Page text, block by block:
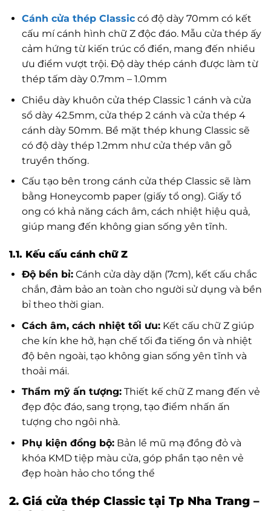
Cánh cửa thép Classiccó độ dày 70mm có kết
cấu mí cánh hình chữ Z độc đáo. Mẫu cửa thép ấy
cảm hứng từ kiến trúc cổ điển, mang đến nhiều
ưu điểm vượt trội. Độ dày thép cánh được làm từ
thép tấm dày 0.7mm – 1.0mm
Chiều dày khuôn cửa thép Classic 1 cánh và cửa
sổ dày 42.5mm, cửa thép 2 cánh và cửa thép 4
cánh dày 50mm. Bề mặt thép khung Classic sẽ
có độ dày thép 1.2mm như cửa thép vân gỗ
truyền thống.
Cấu tạo bên trong cánh cửa thép Classic sẽ làm
bằng Honeycomb paper (giấy tổ ong). Giấy tổ
ong có khả năng cách âm, cách nhiệt hiệu quả,
giúp mang đến không gian sống yên tĩnh.
1.1. Kếu cấu cánh chữ Z
Độ bền bỉ:Cánh cửa dày dặn (7cm), kết cấu chắc
chắn, đảm bảo an toàn cho người sử dụng và bền
bỉ theo thời gian.
Cách âm, cách nhiệt tối ưu:Kết cấu chữ Z giúp
che kín khe hở, hạn chế tối đa tiếng ồn và nhiệt
độ bên ngoài, tạo không gian sống yên tĩnh và
thoải mái.
Thẩm mỹ ấn tượng:Thiết kế chữ Z mang đến vẻ
đẹp độc đáo, sang trọng, tạo điểm nhấn ấn
tượng cho ngôi nhà.
Phụ kiện đồng bộ:Bản lề mũ mạ đồng đỏ và
khóa KMD tiệp màu cửa, góp phần tạo nên vẻ
đẹp hoàn hảo cho tổng thể
2. Giá cửa thép Classic tại Tp Nha Trang –